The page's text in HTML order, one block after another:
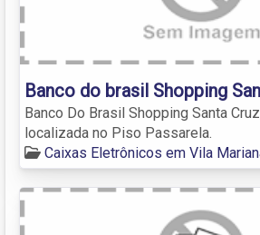
Banco do brasil Shopping
Banco Do Brasil Shopping Santa
localizada no Piso Passarela.
Caixas Eletrônicos em Vila